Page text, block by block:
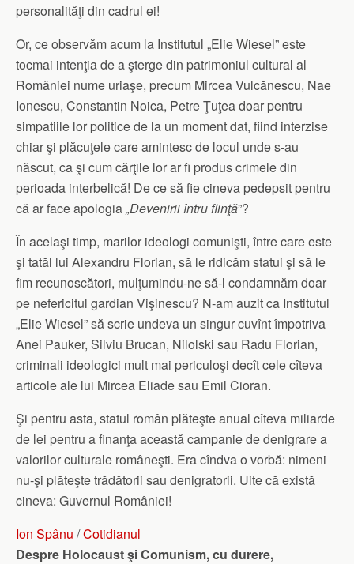
personalităţi din cadrul ei!
Or, ce observăm acum la Institutul „Elie Wiesel” este
tocmai intenţia de a şterge din patrimoniul cultural al
României nume uriaşe, precum Mircea Vulcănescu, Nae
Ionescu, Constantin Noica, Petre Ţuţea doar pentru
simpatiile lor politice de la un moment dat, fiind interzise
chiar şi plăcuţele care amintesc de locul unde s-au
născut, ca şi cum cărţile lor ar fi produs crimele din
perioada interbelică! De ce să fie cineva pedepsit pentru
că ar face apologia„Devenirii întru fiinţă”?
În acelaşi timp, marilor ideologi comunişti, între care este
şi tatăl lui Alexandru Florian, să le ridicăm statui şi să le
fim recunoscători, mulţumindu-ne să-l condamnăm doar
pe nefericitul gardian Vişinescu? N-am auzit ca Institutul
„Elie Wiesel” să scrie undeva un singur cuvînt împotriva
Anei Pauker, Silviu Brucan, Nilolski sau Radu Florian,
criminali ideologici mult mai periculoşi decît cele cîteva
articole ale lui Mircea Eliade sau Emil Cioran.
Şi pentru asta, statul român plăteşte anual cîteva miliarde
de lei pentru a finanţa această campanie de denigrare a
valorilor culturale româneşti. Era cîndva o vorbă: nimeni
nu-şi plăteşte trădătorii sau denigratorii. Uite că există
cineva: Guvernul României!
Ion Spânu /Cotidianul
Despre Holocaust şi Comunism, cu durere,